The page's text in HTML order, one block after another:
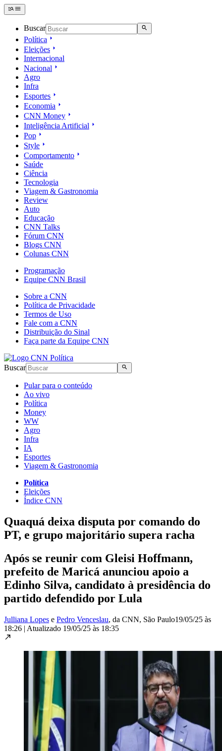
Buscar
Política
Eleições
Internacional
Nacional
Agro
Infra
Esportes
Economia
CNN Money
Inteligência Artificial
Pop
Style
Comportamento
Saúde
Ciência
Tecnologia
Viagem & Gastronomia
Review
Auto
Educação
CNN Talks
Fórum CNN
Blogs CNN
Colunas CNN
Programação
Equipe CNN Brasil
Sobre a CNN
Política de Privacidade
Termos de Uso
Fale com a CNN
Distribuição do Sinal
Faça parte da Equipe CNN
Buscar
Pular para o conteúdo
Ao vivo
Política
Money
WW
Agro
Infra
IA
Esportes
Viagem & Gastronomia
Política
Eleições
Índice CNN
Quaquá deixa disputa por comando do
PT, e grupo majoritário supera racha
Após se reunir com Gleisi Hoffmann,
prefeito de Maricá anunciou apoio a
Edinho Silva, candidato à presidência do
partido defendido por Lula
Julliana Lopes e Pedro Venceslau, da CNN, São Paulo19/05/25 às
18:26 | Atualizado 19/05/25 às 18:35